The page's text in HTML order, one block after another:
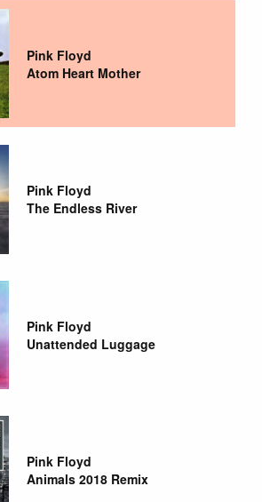
Pink Floyd
Atom Heart Mother
Pink Floyd
The Endless River
Pink Floyd
Unattended Luggage
Pink Floyd
Animals 2018 Remix